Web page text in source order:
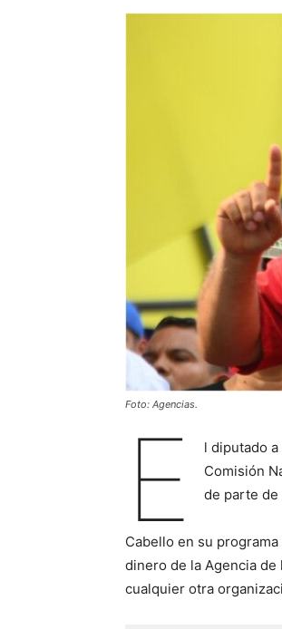
Foto: Agencias.
E
l diputado
Comisión
de parte de
Cabello en su
dinero de la Agencia de
cualquier otra